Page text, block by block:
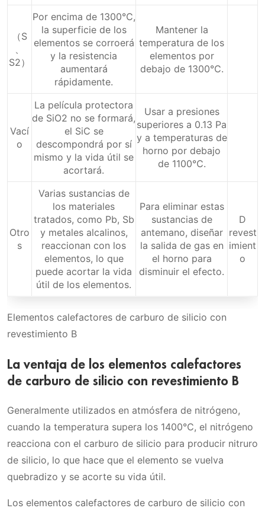
（S
、
S2）
Por encima de 1300℃,
la superficie de los
elementos se corroerá
y la resistencia
aumentará
rápidamente.
Mantener la
temperatura de los
elementos por
debajo de 1300℃.
Vací
o
La película protectora
de SiO2 no se formará,
el SiC se
descompondrá por sí
mismo y la vida útil se
acortará.
Usar a presiones
superiores a 0.13 Pa
y a temperaturas de
horno por debajo
de 1100℃.
Otro
s
Varias sustancias de
los materiales
tratados, como Pb, Sb
y metales alcalinos,
reaccionan con los
elementos, lo que
puede acortar la vida
útil de los elementos.
Para eliminar estas
sustancias de
antemano, diseñar
la salida de gas en
el horno para
disminuir el efecto.
D
revest
imient
o
Elementos calefactores de carburo de silicio con
revestimiento B
La ventaja de los elementos calefactores
de carburo de silicio con revestimiento B
Generalmente utilizados en atmósfera de nitrógeno,
cuando la temperatura supera los 1400℃, el nitrógeno
reacciona con el carburo de silicio para producir nitruro
de silicio, lo que hace que el elemento se vuelva
quebradizo y se acorte su vida útil.
Los elementos calefactores de carburo de silicio con